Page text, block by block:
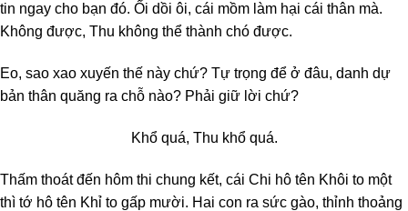
tin ngay cho bạn đó. Ối dồi ôi, cái mồm làm hại cái thân mà.
Không được, Thu không thể thành chó được.
Eo, sao xao xuyến thế này chứ? Tự trọng để ở đâu, danh dự
bản thân quăng ra chỗ nào? Phải giữ lời chứ?
Khổ quá, Thu khổ quá.
Thấm thoát đến hôm thi chung kết, cái Chi hô tên Khôi to một
thì tớ hô tên Khỉ to gấp mười. Hai con ra sức gào, thỉnh thoảng